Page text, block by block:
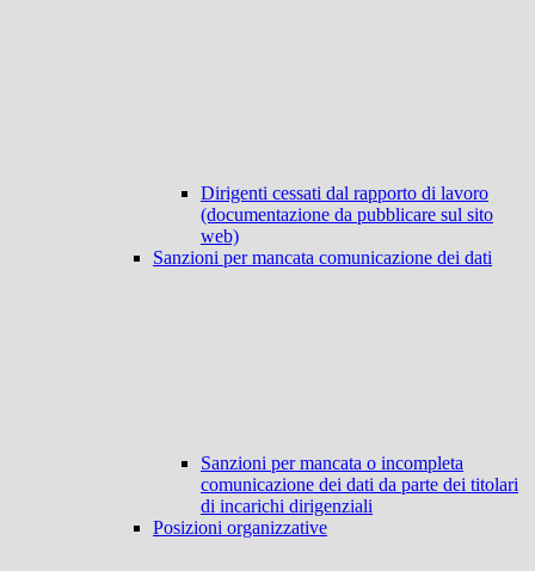
Dirigenti cessati dal rapporto di lavoro
(documentazione da pubblicare sul sito
web)
Sanzioni per mancata comunicazione dei dati
Sanzioni per mancata o incompleta
comunicazione dei dati da parte dei titolari
di incarichi dirigenziali
Posizioni organizzative